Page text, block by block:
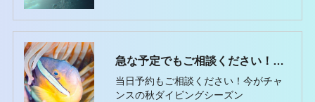
急な予定でもご相談ください！稲取で秋のファンダイビングと講習案内
当日予約もご相談ください！今がチャ
ンスの秋ダイビングシーズン